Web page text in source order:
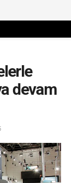
devam